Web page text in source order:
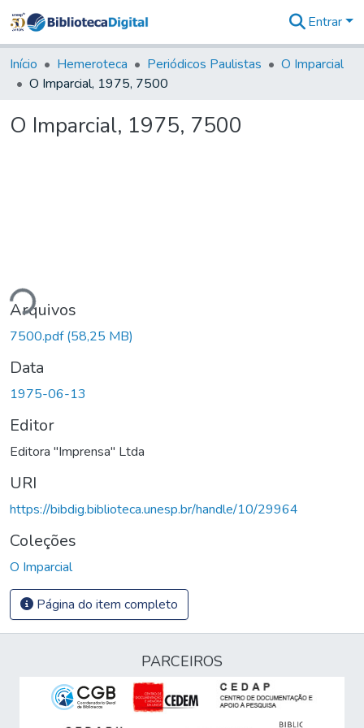
&
Coleções
Tudo na
Digital
Entrar
Início Hemeroteca Periódicos Paulistas
O Imparcial
O Imparcial, 1975, 7500
O Imparcial, 1975, 7500
Arquivos
7500.pdf(58,25 MB)
Data
1975-06-13
Editor
Editora "Imprensa" Ltda
URI
https://bibdig.biblioteca.unesp.br/handle/10/29964
Coleções
O Imparcial
Página do item completo
PARCEIROS